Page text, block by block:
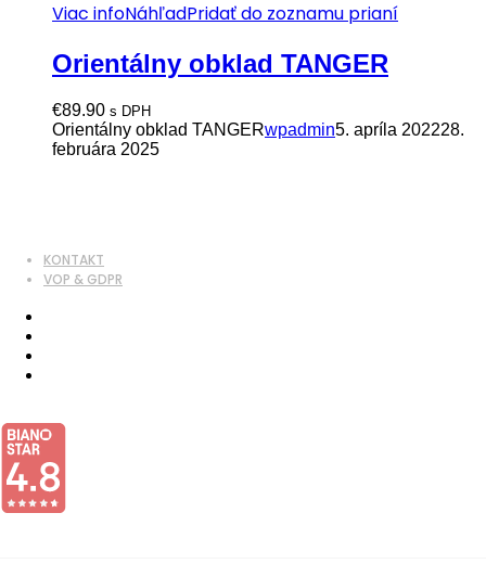
Viac infoNáhľadPridať do zoznamu prianí
Orientálny obklad TANGER
€89.90 s DPH
Orientálny obklad TANGERwpadmin5. apríla 202228.
februára 2025
KONTAKT
VOP & GDPR